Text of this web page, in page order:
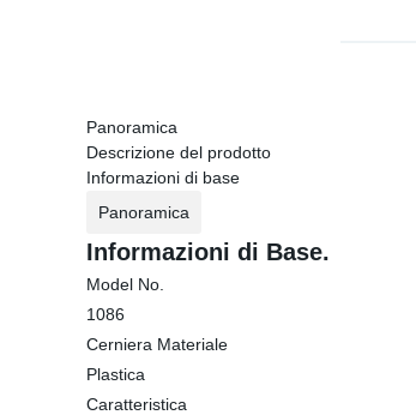
Panoramica
Descrizione del prodotto
Informazioni di base
Panoramica
Informazioni di Base.
Model No.
1086
Cerniera Materiale
Plastica
Caratteristica